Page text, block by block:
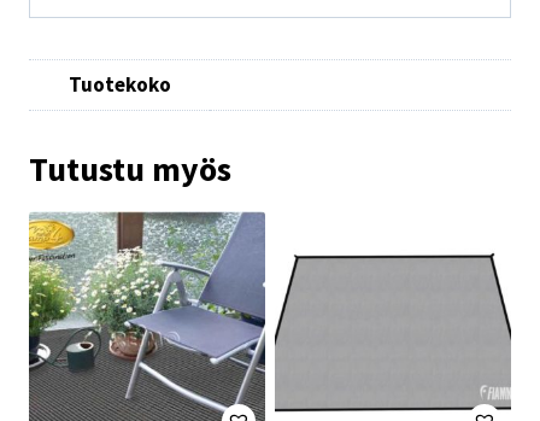
Tuotekoko
Tutustu myös